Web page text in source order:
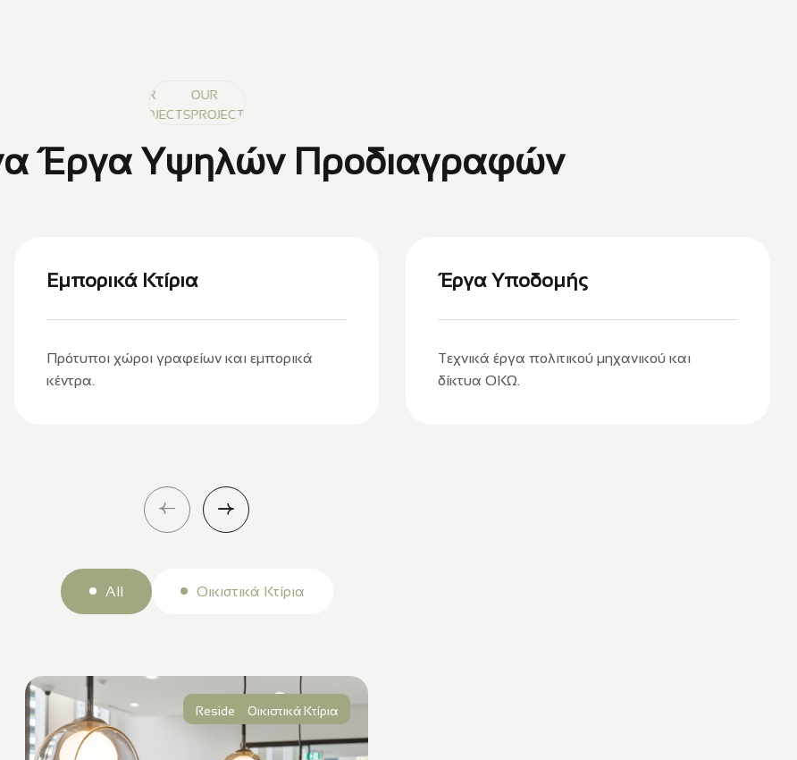
PROJECTS
OUR
PROJECTS
Έργα Υψηλών Προδιαγραφών
Εμπορικά Κτίρια
Πρότυποι χώροι γραφείων και εμπορικά
κέντρα.
Έργα Υποδομής
Τεχνικά έργα πολιτικού μηχανικού και
δίκτυα ΟΚΩ.
All Οικιστικά Κτίρια
Residential Development
Οικιστικά Κτίρια